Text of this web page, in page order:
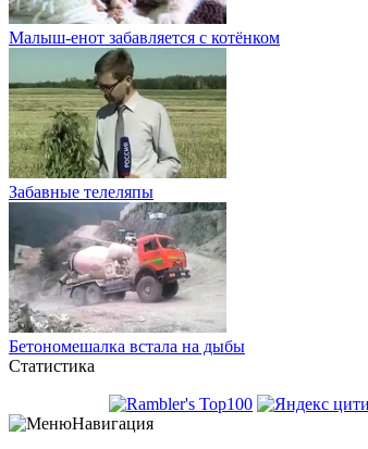
Малыш-енот забавляется с котёнком
Забавные телеляпы
Бетономешалка встала на дыбы
Статистика
Навигация